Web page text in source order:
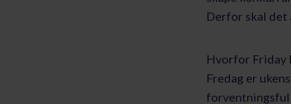
Derfor skal det
Hvorfor Friday
Fredag er